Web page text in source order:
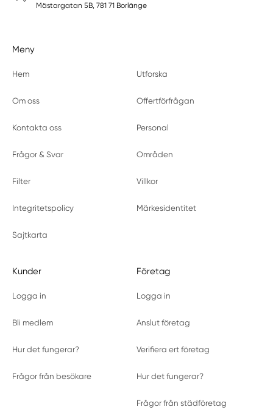
Mästargatan 5B, 781 71 Borlänge
Meny
Hem Utforska
Om oss Offertförfrågan
Kontakta oss Personal
Frågor & Svar Områden
Filter Villkor
Integritetspolicy Märkesidentitet
Sajtkarta
Kunder
Logga in
Bli medlem
Hur det fungerar?
Frågor från besökare
Företag
Logga in
Anslut företag
Verifiera ert företag
Hur det fungerar?
Frågor från städföretag